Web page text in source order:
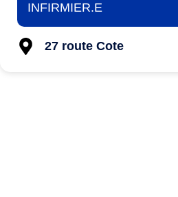
INFIRMIER.E
27 route Cote